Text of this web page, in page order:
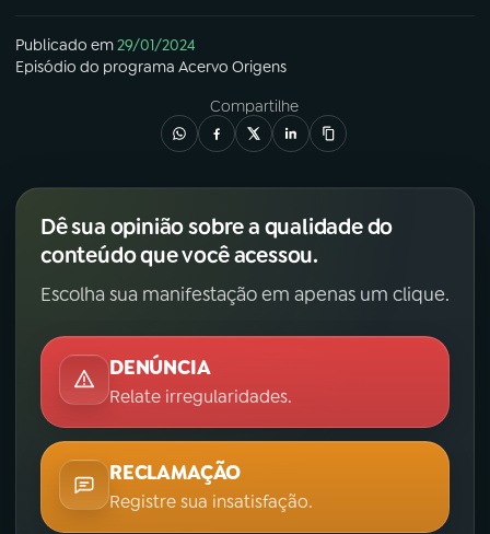
Publicado em29/01/2024
Episódio do programa Acervo Origens
Compartilhe
Dê sua opinião sobre a qualidade do
conteúdo que você acessou.
Escolha sua manifestação em apenas um clique.
DENÚNCIA
Relate irregularidades.
RECLAMAÇÃO
Registre sua insatisfação.